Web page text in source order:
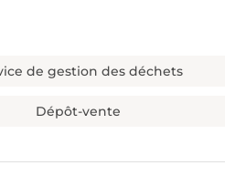
de gestion des déchets
Dépôt-vente